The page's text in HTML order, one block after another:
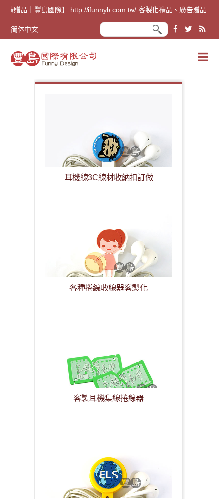
禮贈品｜豐島國際】 http://ifunnyb.com.tw/ 客製化禮品、廣告贈品、
简体中文
耳機線3C線材收納扣訂做
各種捲線收線器客製化
客製耳機集線捲線器